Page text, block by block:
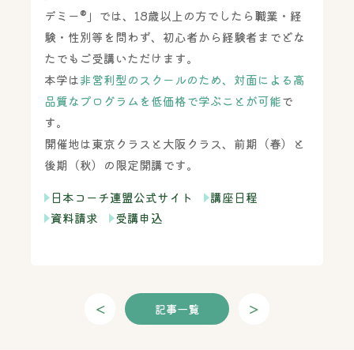
デミー®」では、18歳以上の方でしたら職業・経
験・性別等を問わず、 初心者から経験者までどな
たでもご受講いただけます。
本学は非営利型のスクールのため、 対面による高
品質なプログラムを低価格で学ぶことが可能で
す。
開催地は東京クラスと大阪クラス、前期（春）と
後期（秋）の限定開講です。
日本コーチ連盟公式サイト
講座日程
資料請求
受講申込
< 記事一覧 >